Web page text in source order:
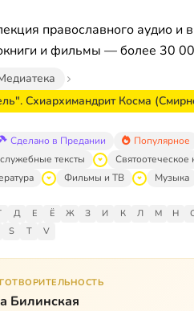
православного аудио и
и фильмы — более 30
Схиархимандрит Косма
Сделано в Предании Популярное
тексты
Святоотеческое
Фильмы и ТВ Музыка
Д Е Ё Ж З И К Л М Н
S T V
Билинская